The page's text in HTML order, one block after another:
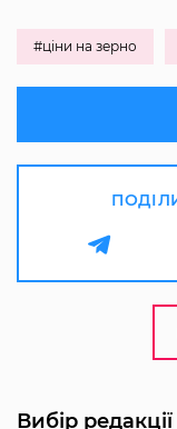
#ціни на зерно
Вибір редакції